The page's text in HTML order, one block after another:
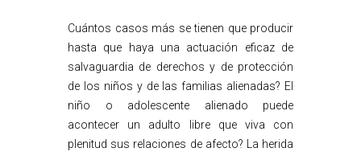
Cuántos casos más se tienen que producir
hasta que haya una actuación eficaz de
salvaguardia de derechos y de protección
de los niños y de las familias alienadas? El
niño o adolescente alienado puede
acontecer un adulto libre que viva con
plenitud sus relaciones de afecto? La herida